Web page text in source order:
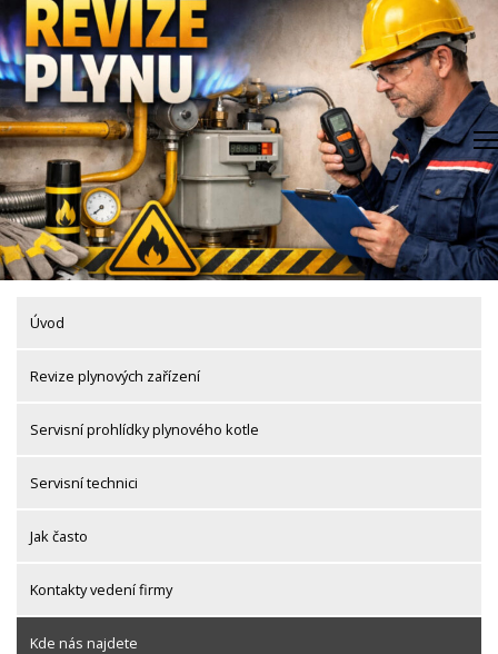
Skip
to
content
Úvod
Revize plynových zařízení
Servisní prohlídky plynového kotle
Servisní technici
Jak často
Kontakty vedení firmy
Kde nás najdete